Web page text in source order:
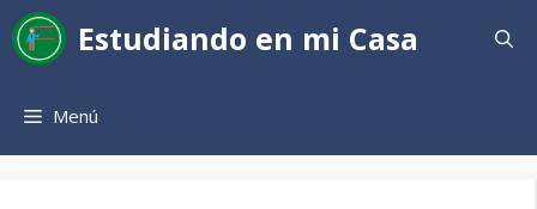
Saltar
al
contenido
Estudiando en mi Casa
Menú